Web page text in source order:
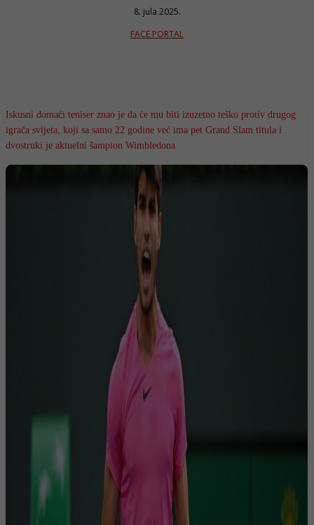
8. jula 2025.
FACE PORTAL
Iskusni domaći teniser znao je da će mu biti izuzetno teško protiv drugog
igrača svijeta, koji sa samo 22 godine već ima pet Grand Slam titula i
dvostruki je aktuelni šampion Wimbledona